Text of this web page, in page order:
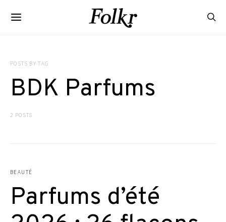
POSTS BY TAG
BDK Parfums
2 POSTS
BEAUTÉ
Parfums d’été